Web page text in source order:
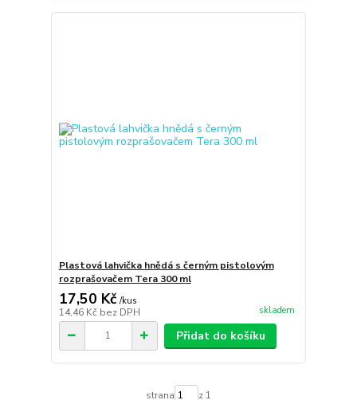
Plastová lahvička hnědá s černým pistolovým
rozprašovačem Tera 300 ml
17,50 Kč /kus
14,46 Kč bez DPH skladem
Přidat do košíku
strana z 1